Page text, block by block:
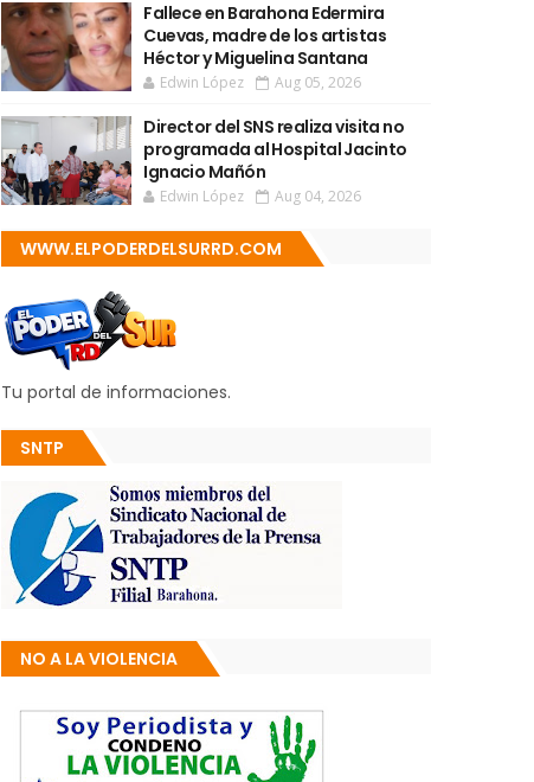
Fallece en Barahona Edermira
Cuevas, madre de los artistas
Héctor y Miguelina Santana
Edwin López Aug 05, 2026
Director del SNS realiza visita no
programada al Hospital Jacinto
Ignacio Mañón
Edwin López Aug 04, 2026
WWW.ELPODERDELSURRD.COM
Tu portal de informaciones.
SNTP
NO A LA VIOLENCIA